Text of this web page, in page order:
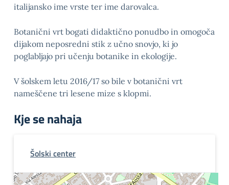
italijansko ime vrste ter ime darovalca.
Botanični vrt bogati didaktično ponudbo in omogoča
dijakom neposredni stik z učno snovjo, ki jo
poglabljajo pri učenju botanike in ekologije.
V šolskem letu 2016/17 so bile v botanični vrt
nameščene tri lesene mize s klopmi.
Kje se nahaja
Šolski center